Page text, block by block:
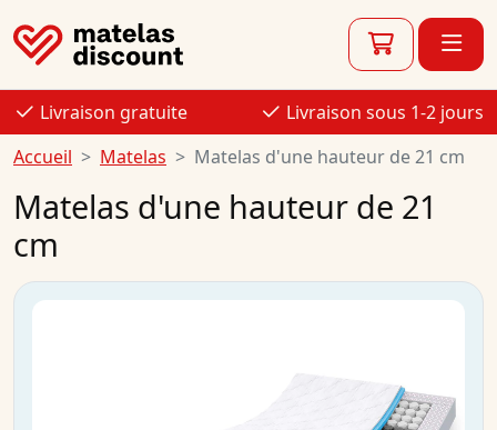
Livraison gratuite
Livraison sous 1-2 jours
Accueil
Matelas Matelas d'une hauteur de 21 cm
Matelas d'une hauteur de 21
cm